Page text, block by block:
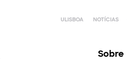
ULISBOA NOTÍCIAS
Sobre